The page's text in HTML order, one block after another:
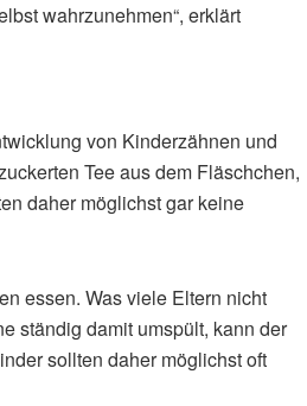
wahrzunehmen“, erklärt
von Kinderzähnen und
Tee aus dem Fläschchen,
daher möglichst gar keine
essen. Was viele Eltern nicht
ständig damit umspült, kann der
sollten daher möglichst oft